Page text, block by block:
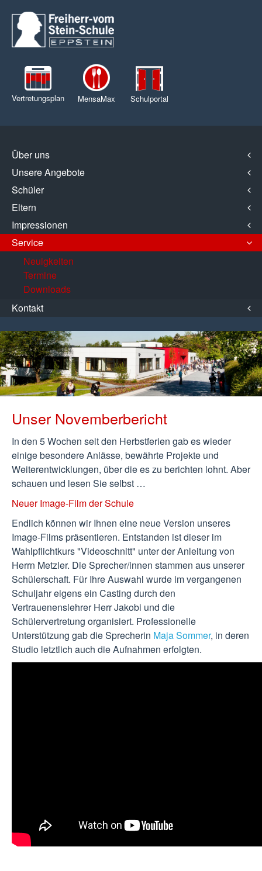
Vertretungsplan MensaMax Schulportal
Über uns
Unsere Angebote
Schüler
Eltern
Impressionen
Service
Neuigkeiten
Termine
Downloads
Kontakt
Unser Novemberbericht
In den 5 Wochen seit den Herbstferien gab es wieder
einige besondere Anlässe, bewährte Projekte und
Weiterentwicklungen, über die es zu berichten lohnt. Aber
schauen und lesen Sie selbst …
Neuer Image-Film der Schule
Endlich können wir Ihnen eine neue Version unseres
Image-Films präsentieren. Entstanden ist dieser im
Wahlpflichtkurs "Videoschnitt" unter der Anleitung von
Herrn Metzler. Die Sprecher/innen stammen aus unserer
Schülerschaft. Für Ihre Auswahl wurde im vergangenen
Schuljahr eigens ein Casting durch den
Vertrauenenslehrer Herr Jakobi und die
Schülervertretung organisiert. Professionelle
Unterstützung gab die Sprecherin Maja Sommer, in deren
Studio letztlich auch die Aufnahmen erfolgten.